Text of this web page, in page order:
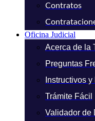
Contratos
Oficina Judicial
Acerca de la
Preguntas
Instructivos
Trámite Fácil
Validador de